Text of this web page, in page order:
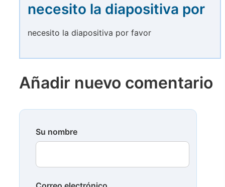
necesito la diapositiva por
necesito la diapositiva por favor
Añadir nuevo comentario
Su nombre